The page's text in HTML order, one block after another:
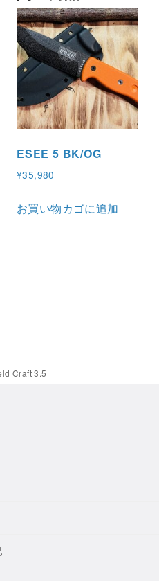
ESEE 5 BK/OG
¥35,980
お買い物カゴに追加
Craft 3.5